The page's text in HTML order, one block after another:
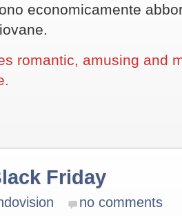
economicamente
romantic, amusing and
Friday
no comments